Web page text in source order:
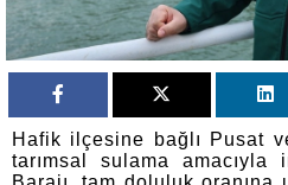
Hafik ilçesine bağlı Pusat
tarımsal sulama amacıyla